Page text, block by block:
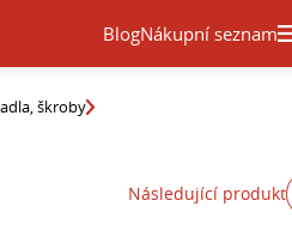
BlogNákupní seznam
škroby
Následující produkt